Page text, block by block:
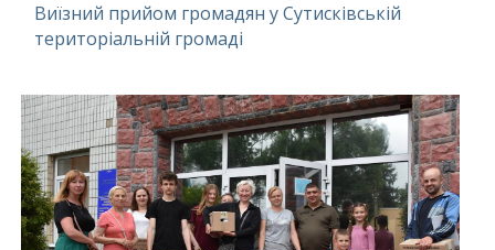
Виїзний прийом громадян у Сутисківській
територіальній громаді